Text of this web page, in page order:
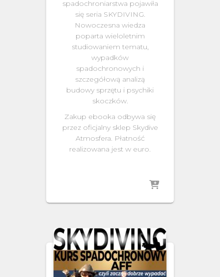
spadochroniarstwa pojawiła
się seria SKYDIVING.
Nowoczesna wiedza
poparta wieloletnim
studiowaniem tematu,
wypadków
spadochronowych i
szczegółową analizą
budowy sprzętu i psychiki
skoczków.
Zakup ebooka odbywa się
przez oficjalny sklep Skydive
Atmosfera. Płatność
realizowana jest w euro.